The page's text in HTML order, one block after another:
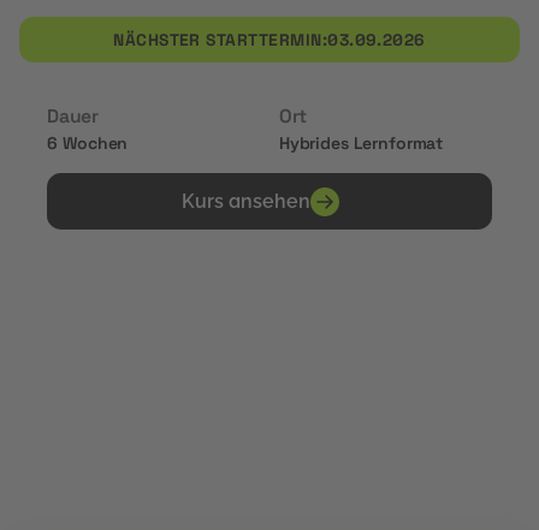
NÄCHSTER STARTTERMIN:03.09.2026
Dauer
6 Wochen
Ort
Hybrides Lernformat
Kurs ansehen